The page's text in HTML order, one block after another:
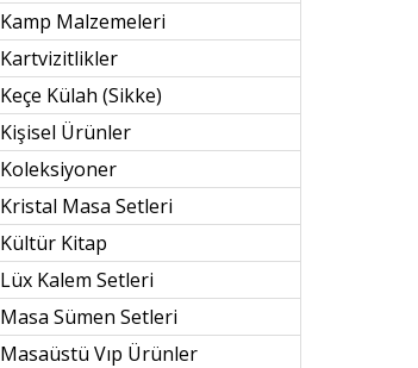
Kamp Malzemeleri
Kartvizitlikler
Keçe Külah (sikke)
Kişisel Ürünler
Koleksiyoner
Kristal Masa Setleri
Kültür Kitap
Lüx Kalem Setleri
Masa Sümen Setleri
Masaüstü Vıp Ürünler